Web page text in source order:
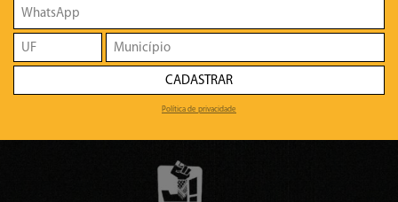
CADASTRAR
Política de privacidade